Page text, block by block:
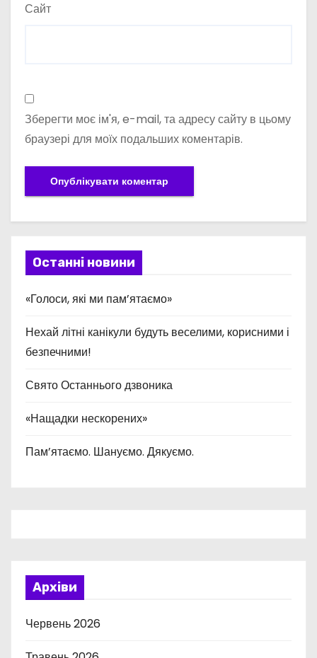
Сайт
Зберегти моє ім'я, e-mail, та адресу сайту в цьому
браузері для моїх подальших коментарів.
Останні новини
«Голоси, які ми пам’ятаємо»
Нехай літні канікули будуть веселими, корисними і
безпечними!
Свято Останнього дзвоника
«Нащадки нескорених»
Пам’ятаємо. Шануємо. Дякуємо.
Архіви
Червень 2026